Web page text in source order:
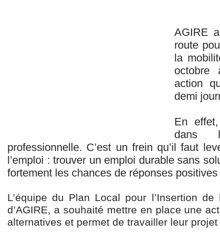
AGIRE
route
la
octobre
action
demi
En
dans
professionnelle. C’est un frein qu’il faut
l’emploi : trouver un emploi durable sans
fortement les chances de réponses positives
L’équipe du Plan Local pour l’Insertion
d’AGIRE, a souhaité mettre en place une
alternatives et permet de travailler leur